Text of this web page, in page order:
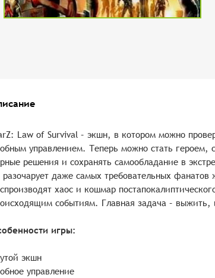
Law of Survival – экшн, в котором можно
управлением. Теперь можно стать героем,
решения и сохранять самообладание в
разочарует даже самых требовательных
хаос и кошмар
событиям. Главная задача – выжить,
игры:
экшн
управление